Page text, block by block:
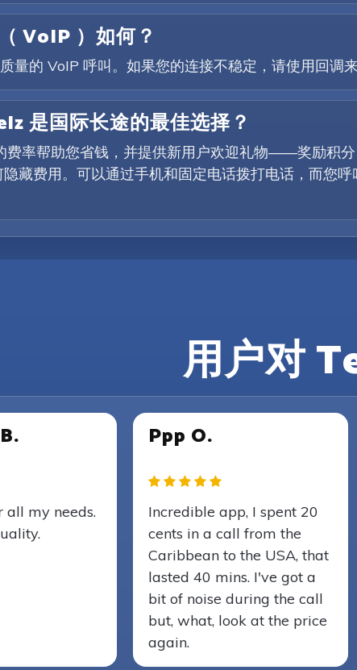
VoIP ）如何？
量的 VoIP 呼叫。如果您的连接不稳定，请使用回调来
是国际长途的最佳选择？
费率帮助您省钱，并提供新用户欢迎礼物——奖励积
藏费用。可以通过手机和固定电话拨打电话，而您
用户对
all my needs.
Ppp O.
Incredible app, I spent 20
cents in a call from the
Caribbean to the USA, that
lasted 40 mins. I've got a
bit of noise during the call
but, what, look at the price
again.